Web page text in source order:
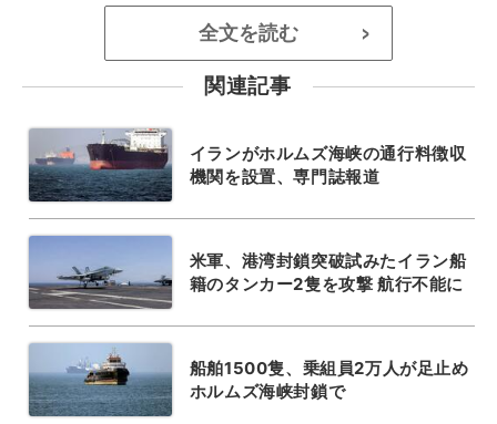
全文を読む >
関連記事
イランがホルムズ海峡の通行料徴収
機関を設置、専門誌報道
米軍、港湾封鎖突破試みたイラン船
籍のタンカー2隻を攻撃 航行不能に
船舶1500隻、乗組員2万人が足止め
ホルムズ海峡封鎖で